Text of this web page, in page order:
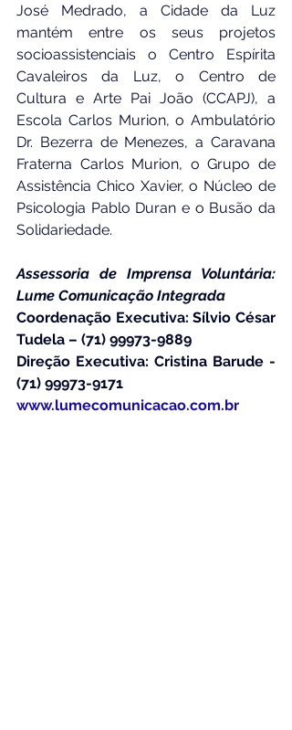
José Medrado, a Cidade da Luz
mantém entre os seus projetos
socioassistenciais o Centro Espírita
Cavaleiros da Luz, o Centro de
Cultura e Arte Pai João (CCAPJ), a
Escola Carlos Murion, o Ambulatório
Dr. Bezerra de Menezes, a Caravana
Fraterna Carlos Murion, o Grupo de
Assistência Chico Xavier, o Núcleo de
Psicologia Pablo Duran e o Busão da
Solidariedade.
Assessoria de Imprensa Voluntária:
Lume Comunicação Integrada
Coordenação Executiva: Sílvio César
Tudela – (71) 99973-9889
Direção Executiva: Cristina Barude -
(71) 99973-9171
www.lumecomunicacao.com.br